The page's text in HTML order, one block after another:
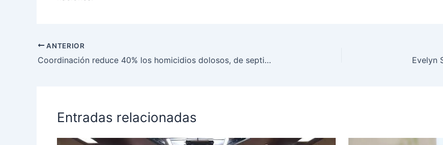
ANTERIOR
Coordinación reduce 40% los homicidios dolosos, de septiembre 2024 a abril 2026; el abril más bajo en 11 años: Presidenta Claudia Sheinbaum
Entradas relacionadas